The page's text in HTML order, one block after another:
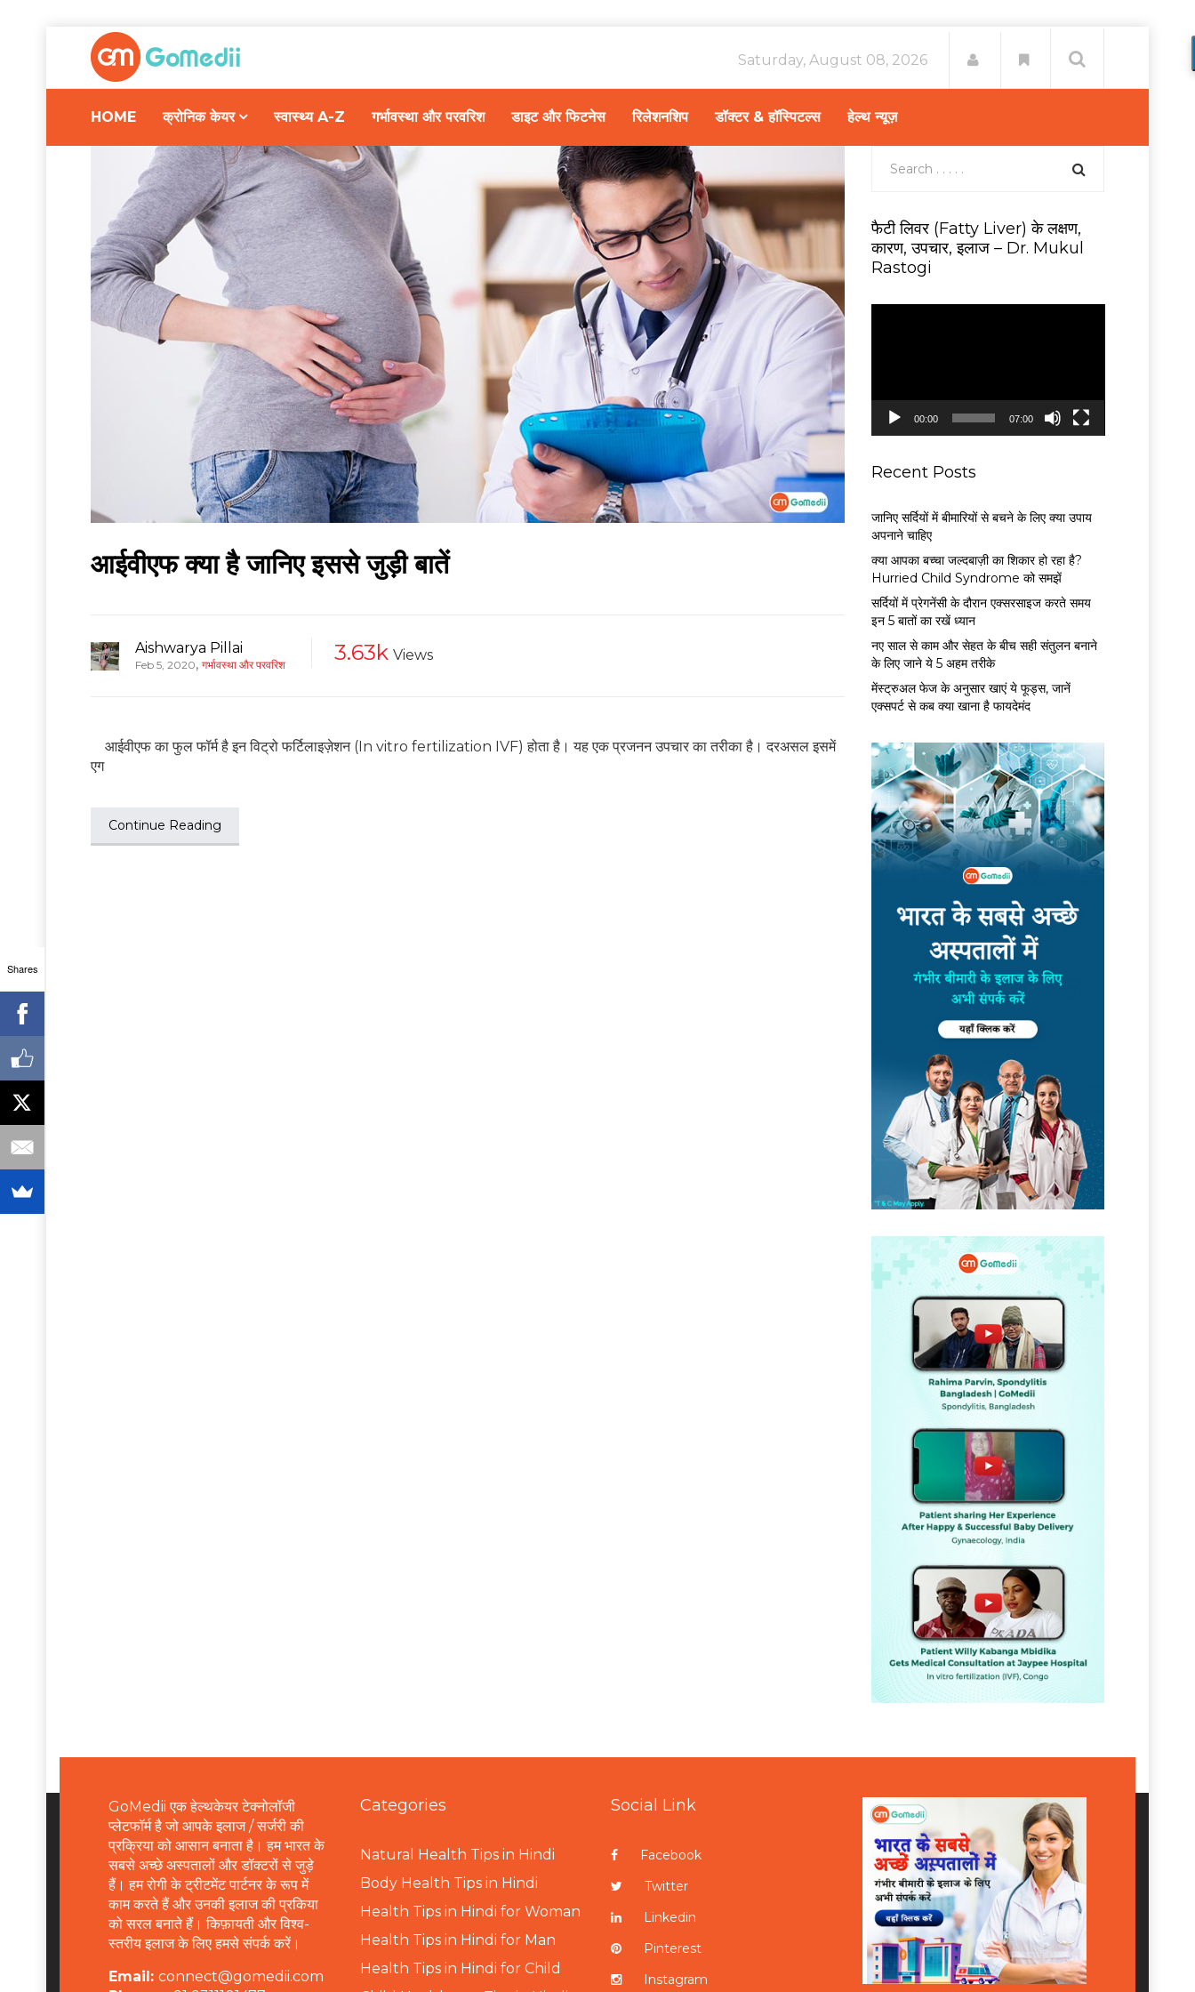
Saturday, August 08, 2026
HOME क्रोनिक केयर स्वास्थ्य A-Z गर्भावस्था और परवरिश डाइट और फिटनेस रिलेशनशिप डॉक्टर & हॉस्पिटल्स हेल्थ न्यूज़
आईवीएफ क्या है जानिए इससे जुड़ी बातें
Aishwarya Pillai
Feb 5, 2020, गर्भावस्था और परवरिश 3.63k Views
आईवीएफ का फुल फॉर्म है इन विट्रो फर्टिलाइज़ेशन (In vitro fertilization IVF) होता है। यह एक प्रजनन उपचार का तरीका है। दरअसल इसमें
एग
Continue Reading
फैटी लिवर (Fatty Liver) के लक्षण,
कारण, उपचार, इलाज – Dr. Mukul
Rastogi
y
00:00 07:00
Recent Posts
जानिए सर्दियों में बीमारियों से बचने के लिए क्या उपाय
अपनाने चाहिए
क्या आपका बच्चा जल्दबाज़ी का शिकार हो रहा है?
Hurried Child Syndrome को समझें
सर्द‍ियों में प्रेगनेंसी के दौरान एक्सरसाइज करते समय
इन 5 बातों का रखें ध्यान
नए साल से काम और सेहत के बीच सही संतुलन बनाने
के लिए जाने ये 5 अहम तरीके
मेंस्ट्रुअल फेज के अनुसार खाएं ये फूड्स, जानें
एक्सपर्ट से कब क्या खाना है फायदेमंद
GoMedii एक हेल्थकेयर टेक्नोलॉजी
प्लेटफॉर्म है जो आपके इलाज / सर्जरी की
प्रक्रिया को आसान बनाता है। हम भारत के
सबसे अच्छे अस्पतालों और डॉक्टरों से जुड़े
हैं। हम रोगी के ट्रीटमेंट पार्टनर के रूप में
काम करते हैं और उनकी इलाज की प्रकिया
को सरल बनाते हैं। किफ़ायती और विश्व-
स्तरीय इलाज के लिए हमसे संपर्क करें।
Email: connect@gomedii.com
Categories
Natural Health Tips in Hindi
Body Health Tips in Hindi
Health Tips in Hindi for Woman
Health Tips in Hindi for Man
Health Tips in Hindi for Child
Social Link
Facebook
Twitter
Linkedin
Pinterest
Instagram
Shares